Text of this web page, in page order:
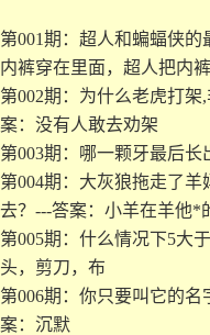
第001期：超人和蝙蝠侠
内裤穿在里面，超人把内
第002期：为什么老虎打
案：没有人敢去劝架
第003期：哪一颗牙最后长
第004期：大灰狼拖走了
去？---答案：小羊在羊他*
第005期：什么情况下5大
头，剪刀，布
第006期：你只要叫它的
案：沉默